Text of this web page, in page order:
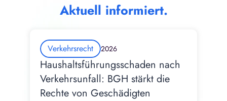
Aktuell informiert.
Verkehrsrecht 2026
Haushaltsführungsschaden nach
Verkehrsunfall: BGH stärkt die
Rechte von Geschädigten